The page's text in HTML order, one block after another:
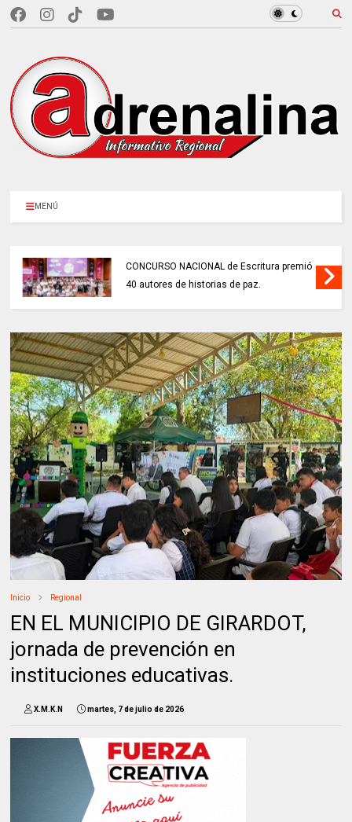
MENÚ
CONCURSO NACIONAL de Escritura premió
40 autores de historias de paz.
Inicio Regional
EN EL MUNICIPIO DE GIRARDOT,
jornada de prevención en
instituciones educativas.
X.M.K.N martes, 7 de julio de 2026